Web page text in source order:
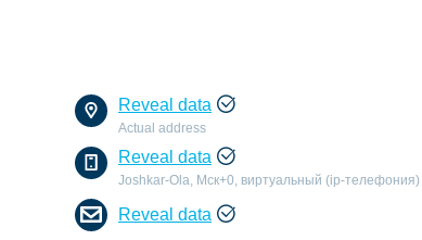
Reveal data
Actual address
Reveal data
Joshkar-Ola, Мск+0, виртуальный (ip-телефония)
Reveal data